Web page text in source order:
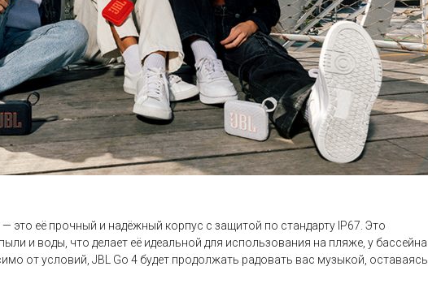
это её прочный и надёжный корпус с защитой по стандарту IP67. Это
и воды, что делает её идеальной для использования на пляже, у бассейна
от условий, JBL Go 4 будет продолжать радовать вас музыкой, оставаясь